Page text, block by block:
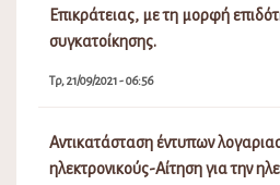
Επικράτειας, με τη μορφή
συγκατοίκησης.
Τρ, 21/09/2021 - 06:56
Αντικατάσταση έντυπων
ηλεκτρονικούς-Αίτηση για την